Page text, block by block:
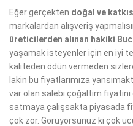
Eğer gerçekten doğal ve
markalardan alışveriş
üreticilerden alınan hakiki
yaşamak isteyenler için en iyi
kaliteden ödün vermeden
lakin bu fiyatlarımıza
var olan salebi çoğaltım
satmaya çalışsakta piyasada
çok zor. Görüyorsunuz ki çok